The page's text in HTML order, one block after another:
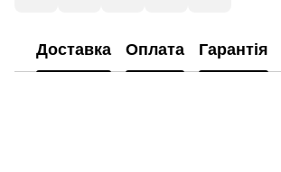
Доставка Оплата Гарантія